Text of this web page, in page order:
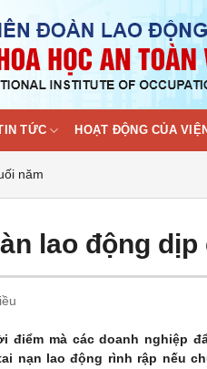
TỨC HOẠT ĐỘNG CỦA VIỆN
năm
lao động dịp
điểm mà các doanh nghiệp
nạn lao động rình rập nếu